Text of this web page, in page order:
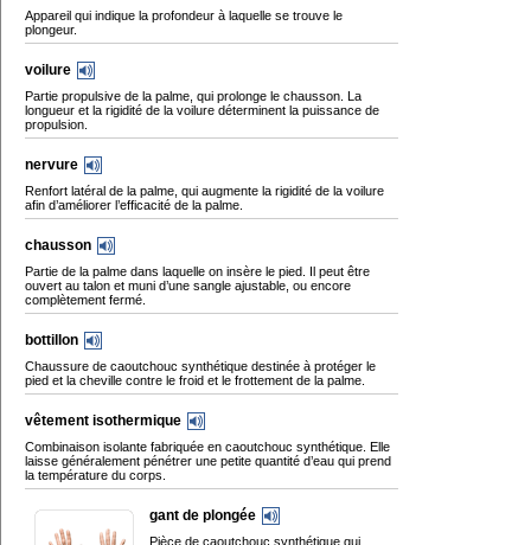
Appareil qui indique la profondeur à laquelle se trouve le
plongeur.
voilure
Partie propulsive de la palme, qui prolonge le chausson. La
longueur et la rigidité de la voilure déterminent la puissance de
propulsion.
nervure
Renfort latéral de la palme, qui augmente la rigidité de la voilure
afin d’améliorer l’efficacité de la palme.
chausson
Partie de la palme dans laquelle on insère le pied. Il peut être
ouvert au talon et muni d’une sangle ajustable, ou encore
complètement fermé.
bottillon
Chaussure de caoutchouc synthétique destinée à protéger le
pied et la cheville contre le froid et le frottement de la palme.
vêtement isothermique
Combinaison isolante fabriquée en caoutchouc synthétique. Elle
laisse généralement pénétrer une petite quantité d’eau qui prend
la température du corps.
gant de plongée
Pièce de caoutchouc synthétique qui